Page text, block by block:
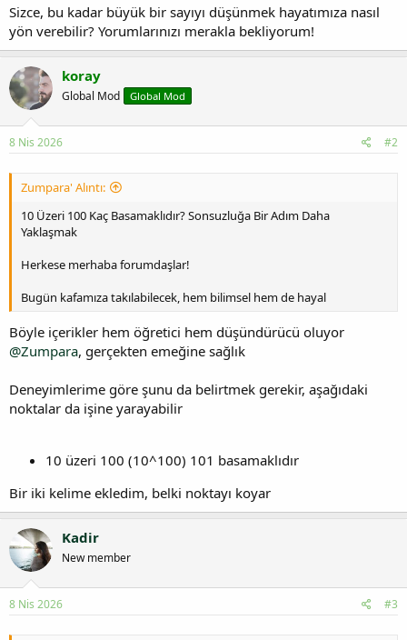
Sizce, bu kadar büyük bir sayıyı düşünmek hayatımıza nasıl
yön verebilir? Yorumlarınızı merakla bekliyorum!
koray
Global Mod Global Mod
8 Nis 2026 #2
Zumpara' Alıntı:
10 Üzeri 100 Kaç Basamaklıdır? Sonsuzluğa Bir Adım Daha
Yaklaşmak
Herkese merhaba forumdaşlar!
Bugün kafamıza takılabilecek, hem bilimsel hem de hayal
Böyle içerikler hem öğretici hem düşündürücü oluyor
@Zumpara, gerçekten emeğine sağlık
Deneyimlerime göre şunu da belirtmek gerekir, aşağıdaki
noktalar da işine yarayabilir
10 üzeri 100 (10^100) 101 basamaklıdır
Bir iki kelime ekledim, belki noktayı koyar
Kadir
New member
8 Nis 2026 #3